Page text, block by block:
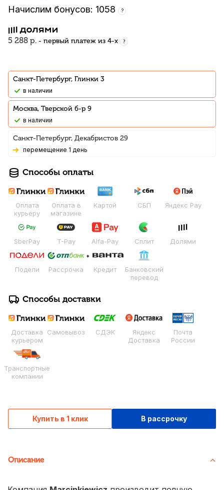
Начислим бонусов: 1058 ?
5 288 р. - первый платеж из 4-х ?
Санкт-Петербург, Глинки 3
В наличии
Москва, Тверской б-р 9
В наличии
Санкт-Петербург, Декабристов 29
Перемещение 1 день
Способы оплаты
Оплата
курьеру
Оплата в
магазине
Картой СБП Яндекс Pay
SberPay T-Pay Alfa-Pay Сплит Долями
Подели Рассрочка Кредит
Банковский
перевод
Способы доставки
Доставка
курьером
Самовывоз СДЭК
Яндекс
Доставка
Почта
России
Транспортные
компании
Купить в 1 клик В рассрочку
Описание